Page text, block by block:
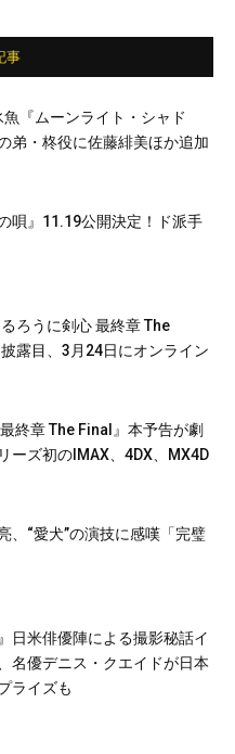
事
『ムーンライト・シャド
弟・柊役に佐藤緋美ほか追加
唄』11.19公開決定！ド派手
ろうに剣心 最終章 The
露目、3月24日にオンライン
終章 The Final』本予告が劇
ズ初のIMAX、4DX、MX4D
、“愛⽝”の演技に感嘆「完璧
日米俳優陣による撮影秘話イ
名優デニス・クエイドが日本
ライズも